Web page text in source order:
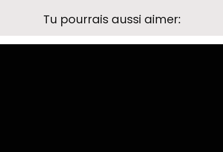
Tu pourrais aussi aimer: